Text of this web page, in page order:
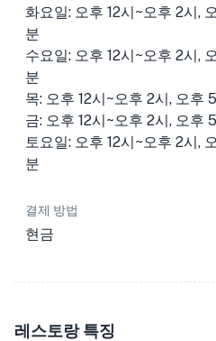
화요일: 오후 12시~오후 2시,
분
수요일: 오후 12시~오후 2시,
분
목: 오후 12시~오후 2시, 오
금: 오후 12시~오후 2시, 오
토요일: 오후 12시~오후 2시,
분
결제 방법
현금
레스토랑 특징